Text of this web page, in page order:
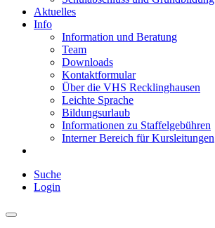
Aktuelles
Info
Information und Beratung
Team
Downloads
Kontaktformular
Über die VHS Recklinghausen
Leichte Sprache
Bildungsurlaub
Informationen zu Staffelgebühren
Interner Bereich für Kursleitungen
Suche
Login